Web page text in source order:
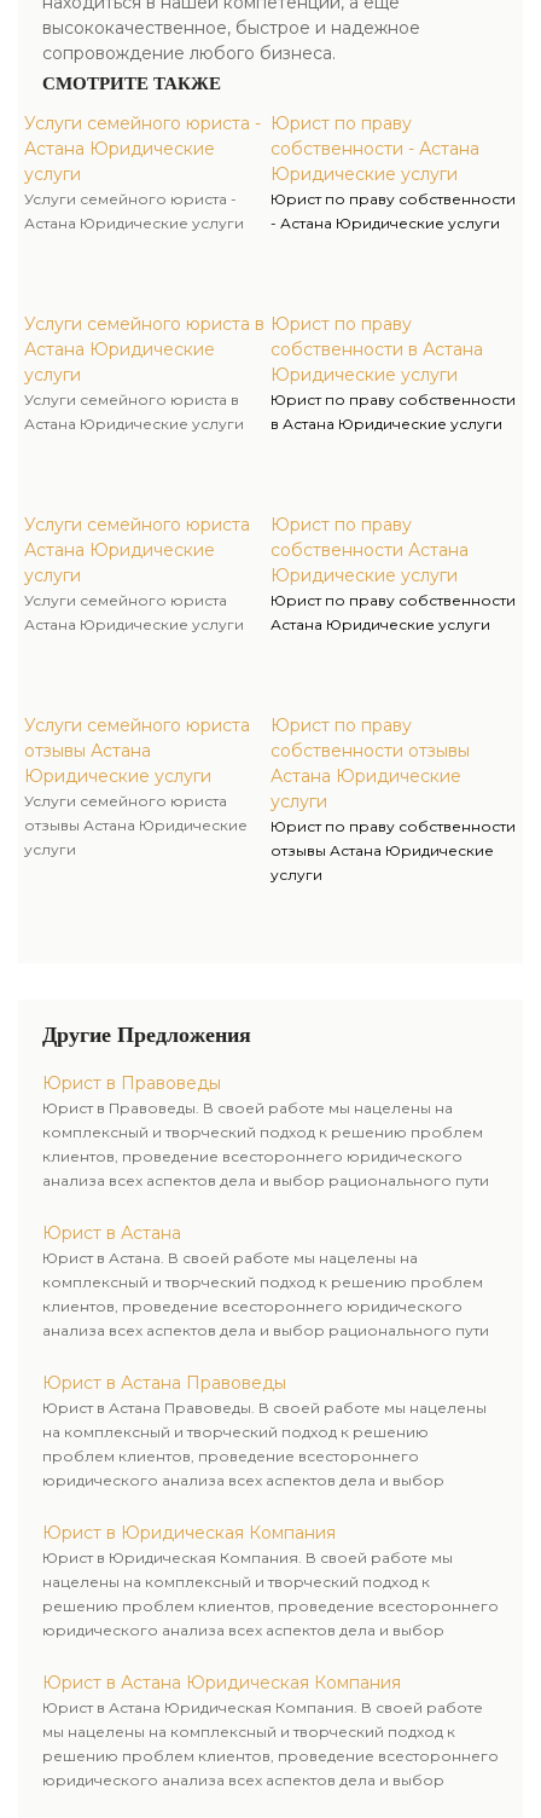
высококачественное, быстрое и надежное
сопровождение любого бизнеса.
СМОТРИТЕ ТАКЖЕ
Услуги семейного юриста -
Астана Юридические
услуги
Услуги семейного юриста -
Астана Юридические услуги
Услуги семейного юриста в
Астана Юридические
услуги
Услуги семейного юриста в
Астана Юридические услуги
Услуги семейного юриста
Астана Юридические
услуги
Услуги семейного юриста
Астана Юридические услуги
Услуги семейного юриста
отзывы Астана
Юридические услуги
Услуги семейного юриста
отзывы Астана Юридические
услуги
Юрист по праву
собственности - Астана
Юридические услуги
Юрист по праву собственности
- Астана Юридические услуги
Юрист по праву
собственности в Астана
Юридические услуги
Юрист по праву собственности
в Астана Юридические услуги
Юрист по праву
собственности Астана
Юридические услуги
Юрист по праву собственности
Астана Юридические услуги
Юрист по праву
собственности отзывы
Астана Юридические
услуги
Юрист по праву собственности
отзывы Астана Юридические
услуги
Другие Предложения
Юрист в Правоведы
Юрист в Правоведы. В своей работе мы нацелены на
комплексный и творческий подход к решению проблем
клиентов, проведение всестороннего юридического
анализа всех аспектов дела и выбор рационального пути
Юрист в Астана
Юрист в Астана. В своей работе мы нацелены на
комплексный и творческий подход к решению проблем
клиентов, проведение всестороннего юридического
анализа всех аспектов дела и выбор рационального пути
Юрист в Астана Правоведы
Юрист в Астана Правоведы. В своей работе мы нацелены
на комплексный и творческий подход к решению
проблем клиентов, проведение всестороннего
юридического анализа всех аспектов дела и выбор
Юрист в Юридическая Компания
Юрист в Юридическая Компания. В своей работе мы
нацелены на комплексный и творческий подход к
решению проблем клиентов, проведение всестороннего
юридического анализа всех аспектов дела и выбор
Юрист в Астана Юридическая Компания
Юрист в Астана Юридическая Компания. В своей работе
мы нацелены на комплексный и творческий подход к
решению проблем клиентов, проведение всестороннего
юридического анализа всех аспектов дела и выбор